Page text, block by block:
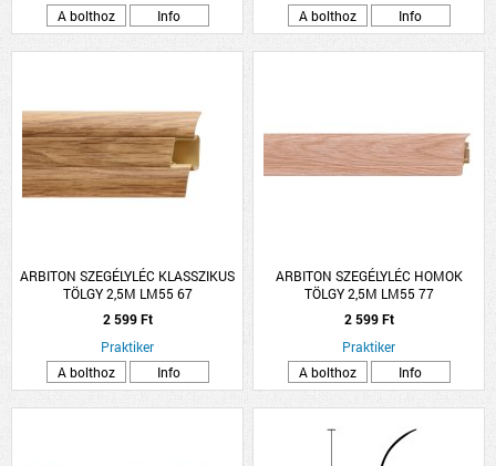
A bolthoz
Info
A bolthoz
Info
ARBITON SZEGÉLYLÉC KLASSZIKUS
TÖLGY 2,5M LM55 67
2 599 Ft
Praktiker
A bolthoz
Info
ARBITON SZEGÉLYLÉC HOMOK
TÖLGY 2,5M LM55 77
2 599 Ft
Praktiker
A bolthoz
Info